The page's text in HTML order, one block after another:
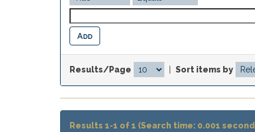
Results/Page Sort items by
Results 1-1 of 1 (Search time: 0.001